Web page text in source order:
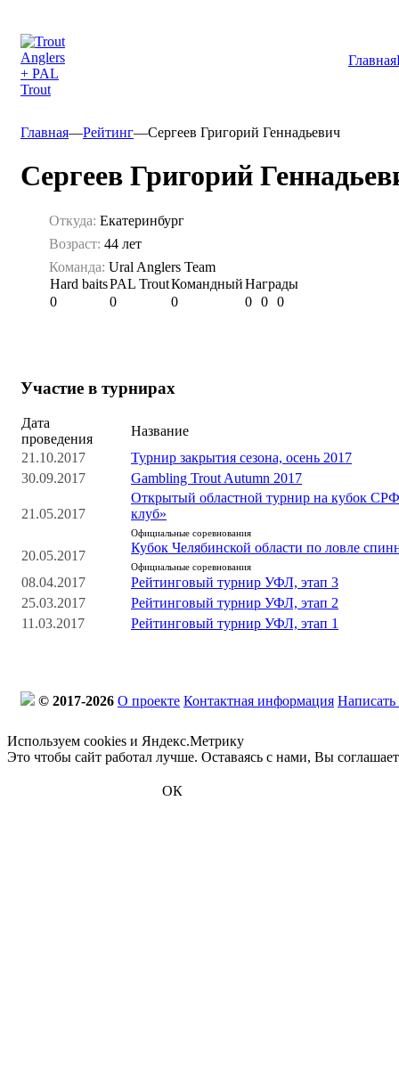
Главная
Главная—Рейтинг—Сергеев Григорий Геннадьевич
Сергеев Григорий
Откуда: Екатеринбург
Возраст: 44 лет
Команда: Ural Anglers Team
Hard baitsPAL TroutКомандныйНаграды
0
0 0 0 0 0
Участие в турнирах
Дата
проведения
Название
21.10.2017
Турнир закрытия сезона, осень 2017
30.09.2017
Gambling Trout Autumn 2017
21.05.2017
Открытый областной турнир на кубок
клуб»
Официальные соревнования
20.05.2017
Кубок Челябинской области по ловле
Официальные соревнования
08.04.2017
Рейтинговый турнир УФЛ, этап 3
25.03.2017
Рейтинговый турнир УФЛ, этап 2
11.03.2017
Рейтинговый турнир УФЛ, этап 1
© 2017-2026 О проекте Контактная информация
Используем cookies и Яндекс.Метрику
Это чтобы сайт работал лучше. Оставаясь с нами, Вы
ОК